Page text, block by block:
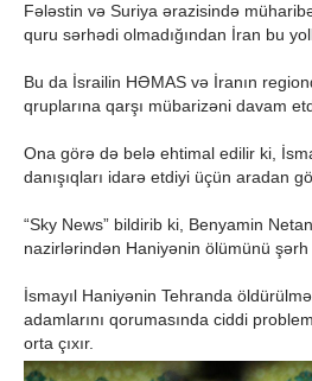
Fələstin və Suriya ərazisində
quru sərhədi olmadığından İran bu
Bu da İsrailin HƏMAS və İranın
qruplarına qarşı mübarizəni davam
Ona görə də belə ehtimal edilir ki,
danışıqları idarə etdiyi üçün aradan
“Sky News” bildirib ki, Benyamin
nazirlərindən Haniyənin ölümünü
İsmayıl Haniyənin Tehranda
adamlarını qorumasında ciddi
orta çıxır.